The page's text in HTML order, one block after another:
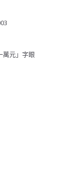
萬元」字眼